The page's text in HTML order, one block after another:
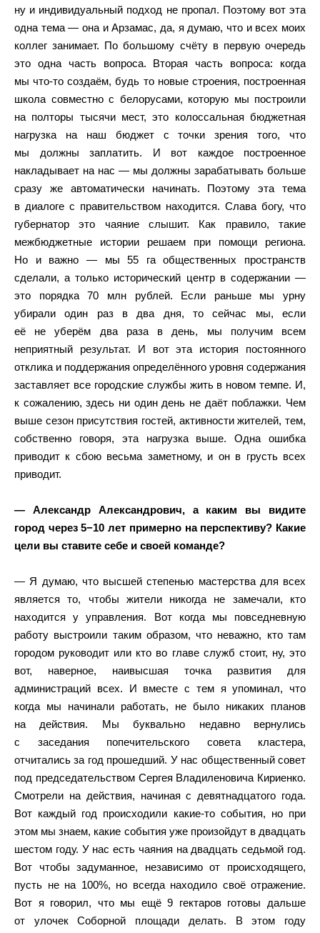
ну и индивидуальный подход не пропал. Поэтому вот эта
одна тема — она и Арзамас, да, я думаю, что и всех моих
коллег занимает. По большому счёту в первую очередь
это одна часть вопроса. Вторая часть вопроса: когда
мы что-то создаём, будь то новые строения, построенная
школа совместно с белорусами, которую мы построили
на полторы тысячи мест, это колоссальная бюджетная
нагрузка на наш бюджет с точки зрения того, что
мы должны заплатить. И вот каждое построенное
накладывает на нас — мы должны зарабатывать больше
сразу же автоматически начинать. Поэтому эта тема
в диалоге с правительством находится. Слава богу, что
губернатор это чаяние слышит. Как правило, такие
межбюджетные истории решаем при помощи региона.
Но и важно — мы 55 га общественных пространств
сделали, а только исторический центр в содержании —
это порядка 70 млн рублей. Если раньше мы урну
убирали один раз в два дня, то сейчас мы, если
её не уберём два раза в день, мы получим всем
неприятный результат. И вот эта история постоянного
отклика и поддержания определённого уровня содержания
заставляет все городские службы жить в новом темпе. И,
к сожалению, здесь ни один день не даёт поблажки. Чем
выше сезон присутствия гостей, активности жителей, тем,
собственно говоря, эта нагрузка выше. Одна ошибка
приводит к сбою весьма заметному, и он в грусть всех
приводит.
— Александр Александрович, а каким вы видите
город через 5−10 лет примерно на перспективу? Какие
цели вы ставите себе и своей команде?
— Я думаю, что высшей степенью мастерства для всех
является то, чтобы жители никогда не замечали, кто
находится у управления. Вот когда мы повседневную
работу выстроили таким образом, что неважно, кто там
городом руководит или кто во главе служб стоит, ну, это
вот, наверное, наивысшая точка развития для
администраций всех. И вместе с тем я упоминал, что
когда мы начинали работать, не было никаких планов
на действия. Мы буквально недавно вернулись
с заседания попечительского совета кластера,
отчитались за год прошедший. У нас общественный совет
под председательством Сергея Владиленовича Кириенко.
Смотрели на действия, начиная с девятнадцатого года.
Вот каждый год происходили какие-то события, но при
этом мы знаем, какие события уже произойдут в двадцать
шестом году. У нас есть чаяния на двадцать седьмой год.
Вот чтобы задуманное, независимо от происходящего,
пусть не на 100%, но всегда находило своё отражение.
Вот я говорил, что мы ещё 9 гектаров готовы дальше
от улочек Соборной площади делать. В этом году